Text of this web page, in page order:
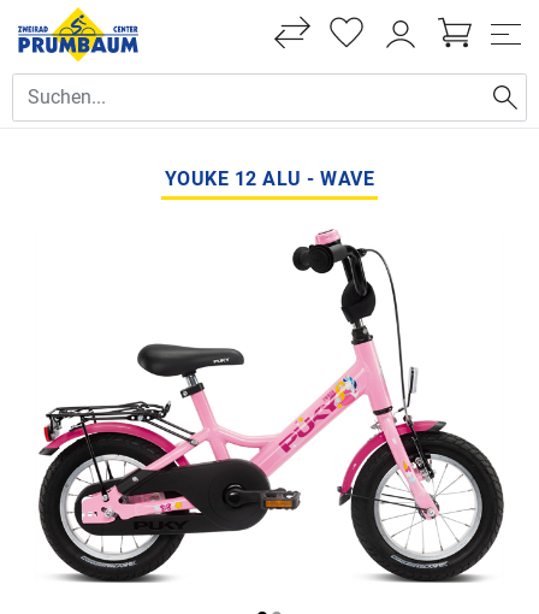
YOUKE 12 ALU - WAVE